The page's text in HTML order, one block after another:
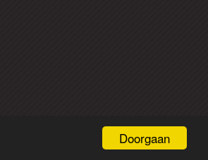
Doorgaan